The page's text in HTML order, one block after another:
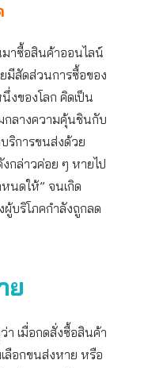
มาซื้อสินค้าออนไลน์
ยมีสัดส่วนการซื้อของ
งของโลก คิดเป็น
กลางความคุ้นชินกับ
ริการขนส่งด้วย
กล่าวค่อย ๆ หายไป
หนดให้” จนเกิด
บริโภคกำลังถูกลด
ย
า เมื่อกดสั่งซื้อสินค้า
ลือกขนส่งหาย หรือ